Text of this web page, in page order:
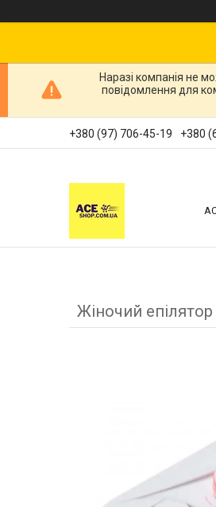
Наразі компанія не
повідомлення для
+380 (97) 706-45-19 +380
Жіночий